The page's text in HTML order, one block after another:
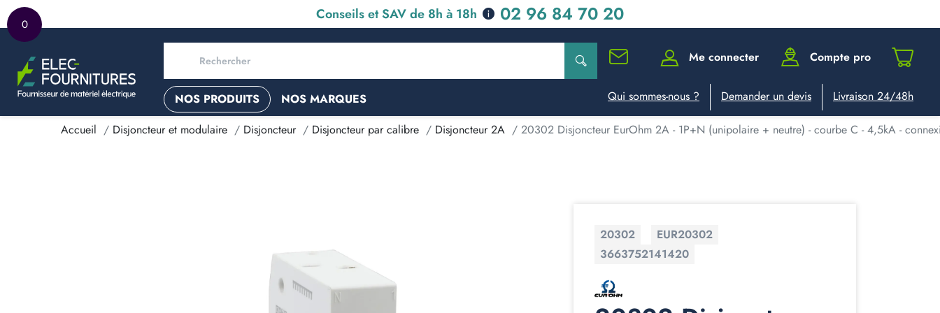
0
Conseils et SAV de 8h à 18h 02 96 84 70 20
NOS PRODUITS NOS MARQUES
Me connecter Compte pro
Qui sommes-nous ? Demander un devis Livraison 24/48h
Accueil Disjoncteur et modulaire Disjoncteur Disjoncteur par calibre Disjoncteur 2A 20302 Disjoncteur EurOhm 2A - 1P+N (unipolaire + neutre) - courbe C - 4,5kA -
20302
EUR20302
3663752141420